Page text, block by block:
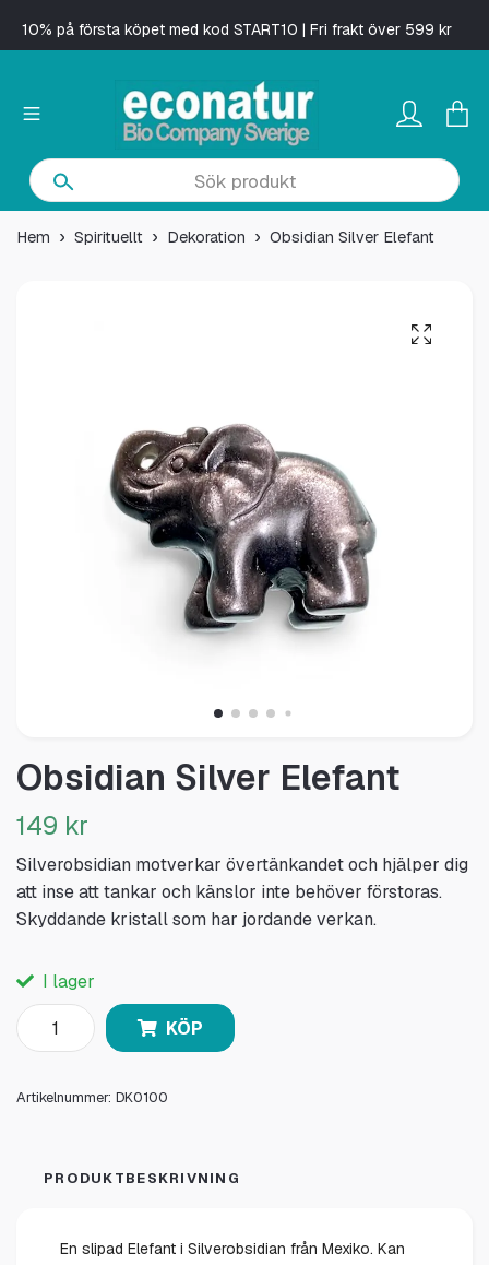
10% på första köpet med kod START10 | Fri frakt över 599 kr
Hem Spirituellt Dekoration Obsidian Silver Elefant
Obsidian Silver Elefant
149 kr
Silverobsidian motverkar övertänkandet och hjälper dig
att inse att tankar och känslor inte behöver förstoras.
Skyddande kristall som har jordande verkan.
I lager
KÖP
Artikelnummer: DK0100
PRODUKTBESKRIVNING
En slipad Elefant i Silverobsidian från Mexiko. Kan